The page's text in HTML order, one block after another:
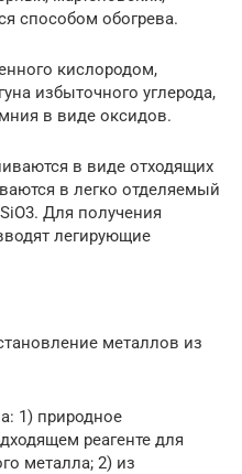
способом обогрева.
кислородом,
избыточного углерода,
в виде оксидов.
в виде отходящих
в легко отделяемый
Для получения
легирующие
металлов из
1) природное
реагенте для
металла; 2) из